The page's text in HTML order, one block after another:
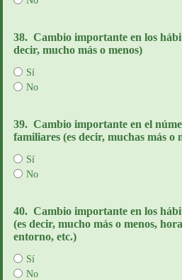
38. Cambio importante en los
decir, mucho más o menos)
Sí
No
39. Cambio importante en el
familiares (es decir, muchas más o
Sí
No
40. Cambio importante en los
(es decir, mucho más o menos,
entorno, etc.)
Sí
No